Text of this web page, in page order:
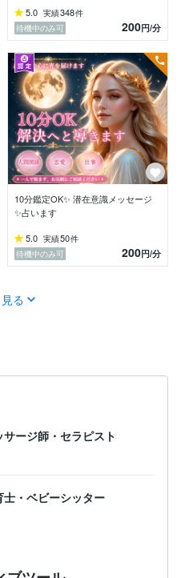
添いながら、未来への一歩
したら幸いです。
い。
5.0 実績348件
待機中のみ可
200円/分
10分鑑定OK✨ 潜在意識メッセージ
✨占います
5.0 実績50件
待機中のみ可
200円/分
る
サージ師・セラピスト
士・ベビーシッター